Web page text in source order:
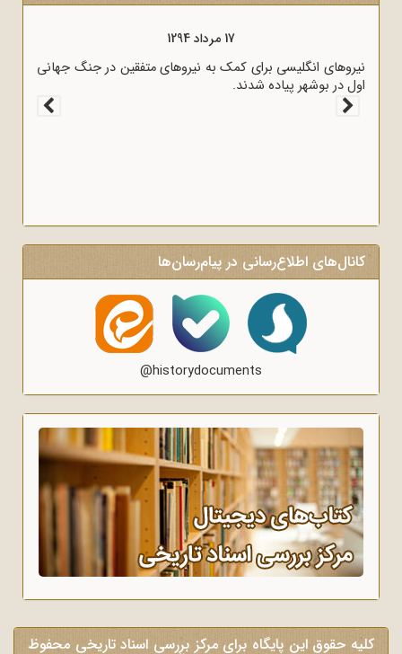
17 مرداد 1294
نیروهای انگلیسی برای کمک به نیروهای متفقین در جنگ جهانی
اول در بوشهر پیاده شدند.
کانال‌های اطلاع‌رسانی در پیام‌رسان‌ها
@historydocuments
کلیه حقوق این پایگاه برای مرکز بررسی اسناد تاریخی محفوظ